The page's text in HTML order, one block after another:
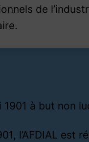
de
1901 à but non
l’AFDIAL est